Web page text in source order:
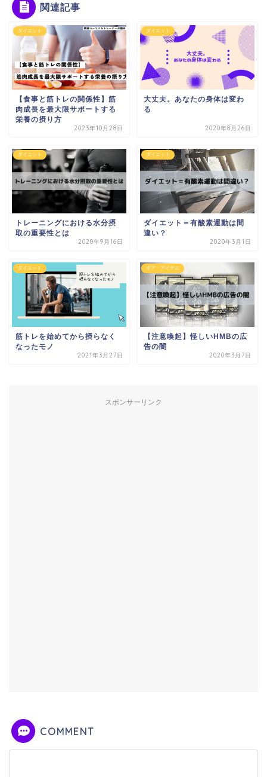
関連記事
ダイエット
【食事と筋トレの関係性】筋
肉成長を最大限サポートする
栄養の摂り方
2023年10月28日
ダイエット
大丈夫。あなたの身体は変わ
る
2020年8月26日
ダイエット
トレーニングにおける水分摂
取の重要性とは
2020年9月16日
ダイエット
ダイエット＝有酸素運動は間
違い？
2020年3月1日
ダイエット
筋トレを始めてから摂らなく
なったモノ
2021年3月27日
ギア・アイテム
【注意喚起】怪しいHMBの広
告の闇
2020年3月7日
スポンサーリンク
COMMENT